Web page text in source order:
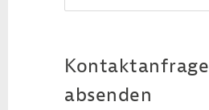
Kontaktanfrage
absenden